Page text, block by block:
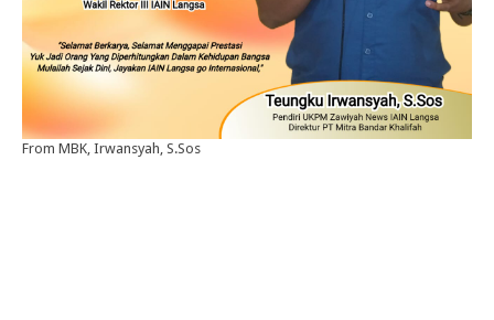
From MBK, Irwansyah, S.Sos